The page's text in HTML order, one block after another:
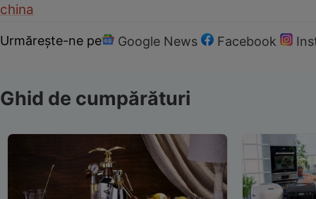
china
Urmărește-ne pe Google News Facebook
Ghid de cumpărături